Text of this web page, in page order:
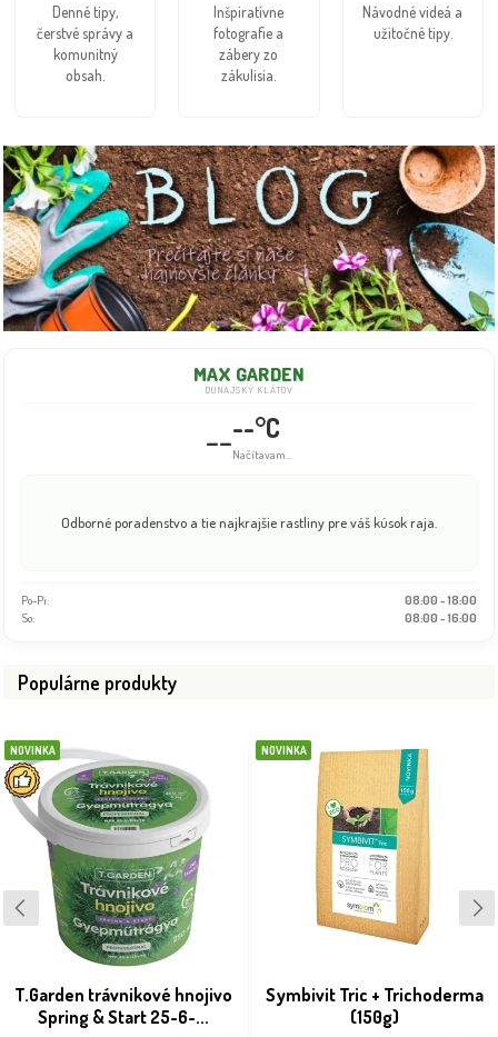
MAX GARDEN
DUNAJSKÝ KLÁTOV
--°C
Info dočasne nedostupné
Odborné poradenstvo a tie najkrajšie rastliny pre váš kúsok raja.
Po-Pi:
08:00 - 18:00
So:
08:00 - 16:00
Populárne produkty
NOVINKA
T.Garden trávnikové hnojivo
Spring & Start 25-6-...
NOVINKA
Symbivit Tric + Trichoderma
(150g)
Denné tipy,
čerstvé správy a
komunitný
obsah.
Inšpiratívne
fotografie a
zábery zo
zákulisia.
Návodné videá a
užitočné tipy.